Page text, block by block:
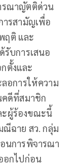
รณาญัตติด่วน
ารสามัญเพื่อ
ฤติ และ
รับการเสนอ
ตั้งและ
อการให้ความ
ดีที่สมาชิก
ะผู้ร้องขณะนี้
ณีฉาย สว. กลุ่ม
นการพิจารณา
อกไปก่อน